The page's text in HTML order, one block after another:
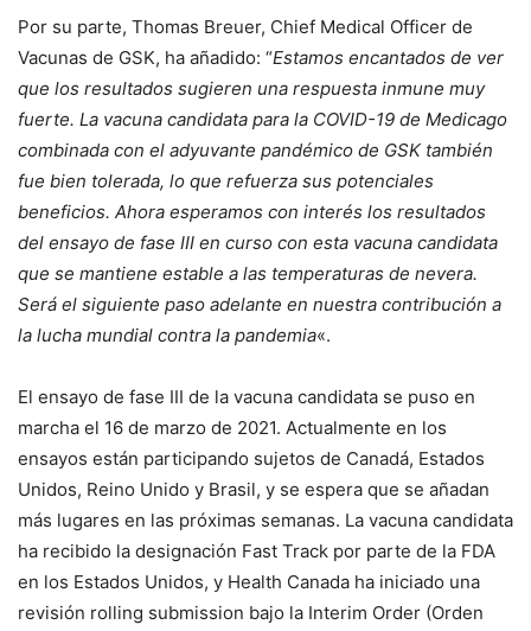
Por su parte, Thomas Breuer, Chief Medical Officer de
Vacunas de GSK, ha añadido: “Estamos encantados de ver
que los resultados sugieren una respuesta inmune muy
fuerte. La vacuna candidata para la COVID-19 de Medicago
combinada con el adyuvante pandémico de GSK también
fue bien tolerada, lo que refuerza sus potenciales
beneficios. Ahora esperamos con interés los resultados
del ensayo de fase III en curso con esta vacuna candidata
que se mantiene estable a las temperaturas de nevera.
Será el siguiente paso adelante en nuestra contribución a
la lucha mundial contra la pandemia«.
El ensayo de fase III de la vacuna candidata se puso en
marcha el 16 de marzo de 2021. Actualmente en los
ensayos están participando sujetos de Canadá, Estados
Unidos, Reino Unido y Brasil, y se espera que se añadan
más lugares en las próximas semanas. La vacuna candidata
ha recibido la designación Fast Track por parte de la FDA
en los Estados Unidos, y Health Canada ha iniciado una
revisión rolling submission bajo la Interim Order (Orden